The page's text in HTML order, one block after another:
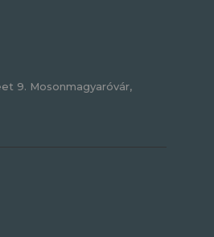
9. Mosonmagyaróvár,